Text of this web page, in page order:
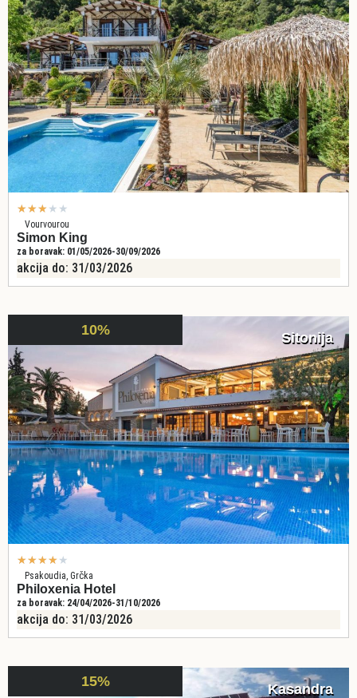
★★★ ★ ★
Vourvourou
Simon King
za boravak: 01/05/2026-30/09/2026
akcija do: 31/03/2026
10% Sitonija
★★★★ ★
Psakoudia, Grčka
Philoxenia Hotel
za boravak: 24/04/2026-31/10/2026
akcija do: 31/03/2026
15% Kasandra